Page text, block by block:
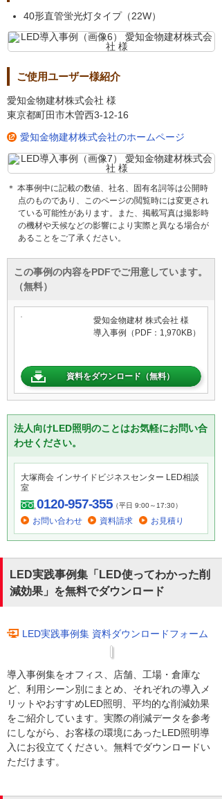
40形直管蛍光灯タイプ（22W）
ご使用ユーザー様紹介
愛知金物建材株式会社 様
東京都町田市木曽西3-12-16
愛知金物建材株式会社のホームページ
＊ 本事例中に記載の数値、社名、固有名詞等は公開時
点のものであり、このページの閲覧時には変更され
ている可能性があります。また、掲載写真は撮影時
の機材や天候などの影響により実際と異なる場合が
あることをご了承ください。
この事例の内容をPDFでご用意しています。
（無料）
愛知金物建材 株式会社 様
導入事例（PDF：1,970KB）
資料をダウンロード（無料）
法人向けLED照明のことはお気軽にお問い合
わせください。
大塚商会 インサイドビジネスセンター LED相談
室
0120-957-355（平日 9:00～17:30）
お問い合わせ 資料請求 お見積り
LED実践事例集「LED使ってわかった削
減効果」を無料でダウンロード
LED実践事例集 資料ダウンロードフォーム
導入事例集をオフィス、店舗、工場・倉庫な
ど、利用シーン別にまとめ、それぞれの導入メ
リットやおすすめLED照明、平均的な削減効果
をご紹介しています。実際の削減データを参考
にしながら、お客様の環境にあったLED照明導
入にお役立てください。無料でダウンロードい
ただけます。